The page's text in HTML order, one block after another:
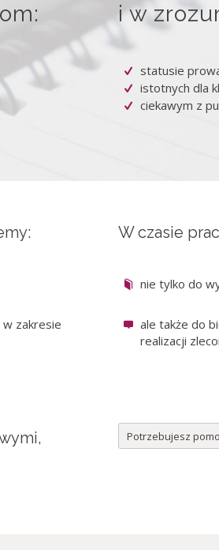
i w
statusie
istotnych dla
ciekawym z
zakresie
W czasie
nie tylko do
ale także do
realizacji
Potrzebujesz